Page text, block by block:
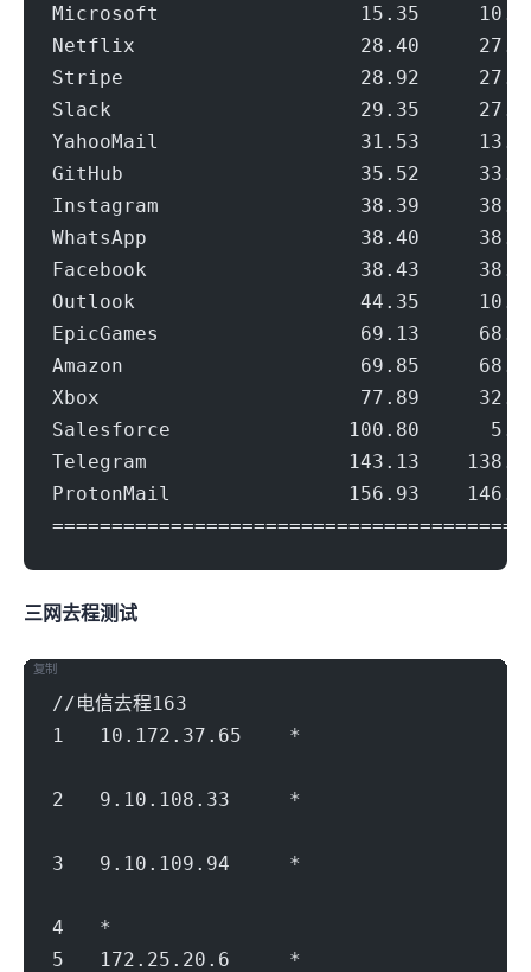
Microsoft                 15.35
Netflix                   28.40
Stripe                    28.92
Slack                     29.35
YahooMail                 31.53
GitHub                    35.52
Instagram                 38.39
WhatsApp                  38.40
Facebook                  38.43
Outlook                   44.35
EpicGames                 69.13
Amazon                    69.85
Xbox                      77.89
Salesforce               100.80
Telegram                 143.13
ProtonMail               156.93
三网去程nexttrace测试
//电信去程163
1   10.172.37.65    *
2   9.10.108.33     *
3   9.10.109.94     *
4   *
5   172.25.20.6     *
复制